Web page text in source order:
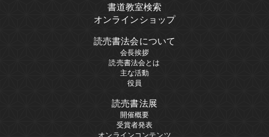
書道教室検索
オンラインショップ
読売書法会について
会長挨拶
読売書法会とは
主な活動
役員
読売書法展
開催概要
受賞者発表
オンラインコンテンツ